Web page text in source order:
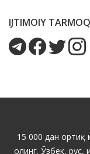
IJTIMOIY
15 000 дан ортиқ
олинг. Ўзбек, рус,